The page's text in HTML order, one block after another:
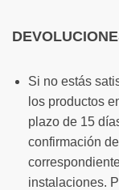
Si no estás
los productos
plazo de 15
confirmación
instalaciones.